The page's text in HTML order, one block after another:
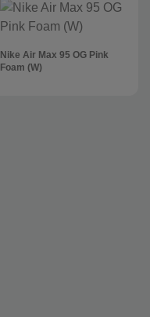
Nike Air Max 95 OG Pink
Foam (W)